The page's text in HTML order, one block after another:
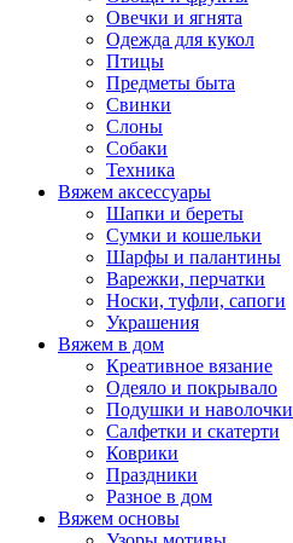
Овечки и ягнята
Одежда для кукол
Птицы
Предметы быта
Свинки
Слоны
Собаки
Техника
Вяжем аксессуары
Шапки и береты
Сумки и кошельки
Шарфы и палантины
Варежки, перчатки
Носки, туфли, сапоги
Украшения
Вяжем в дом
Креативное вязание
Одеяло и покрывало
Подушки и наволочки
Салфетки и скатерти
Коврики
Праздники
Разное в дом
Вяжем основы